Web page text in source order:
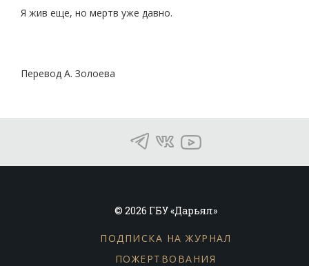
Я жив еще, но мертв уже давно.
Перевод А. Золоева
© 2026 ГБУ «Дарьял»
ПОДПИСКА НА ЖУРНАЛ
ПОЖЕРТВОВАНИЯ